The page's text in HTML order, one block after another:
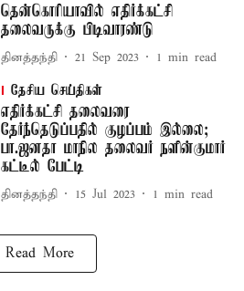
தென்கொரியாவில் எதிர்க்கட்சி
தலைவருக்கு பிடிவாரண்டு
தினத்தந்தி 21 Sep 2023 1 min read
தேசிய செய்திகள்
எதிர்க்கட்சி தலைவரை
தேர்ந்தெடுப்பதில் குழப்பம் இல்லை;
பா.ஜனதா மாநில தலைவர் நளின்குமார்
கட்டீல் பேட்டி
தினத்தந்தி 15 Jul 2023 1 min read
Read More